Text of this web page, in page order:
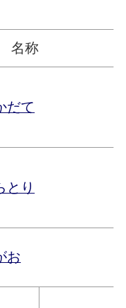
名称
だて
とり
お